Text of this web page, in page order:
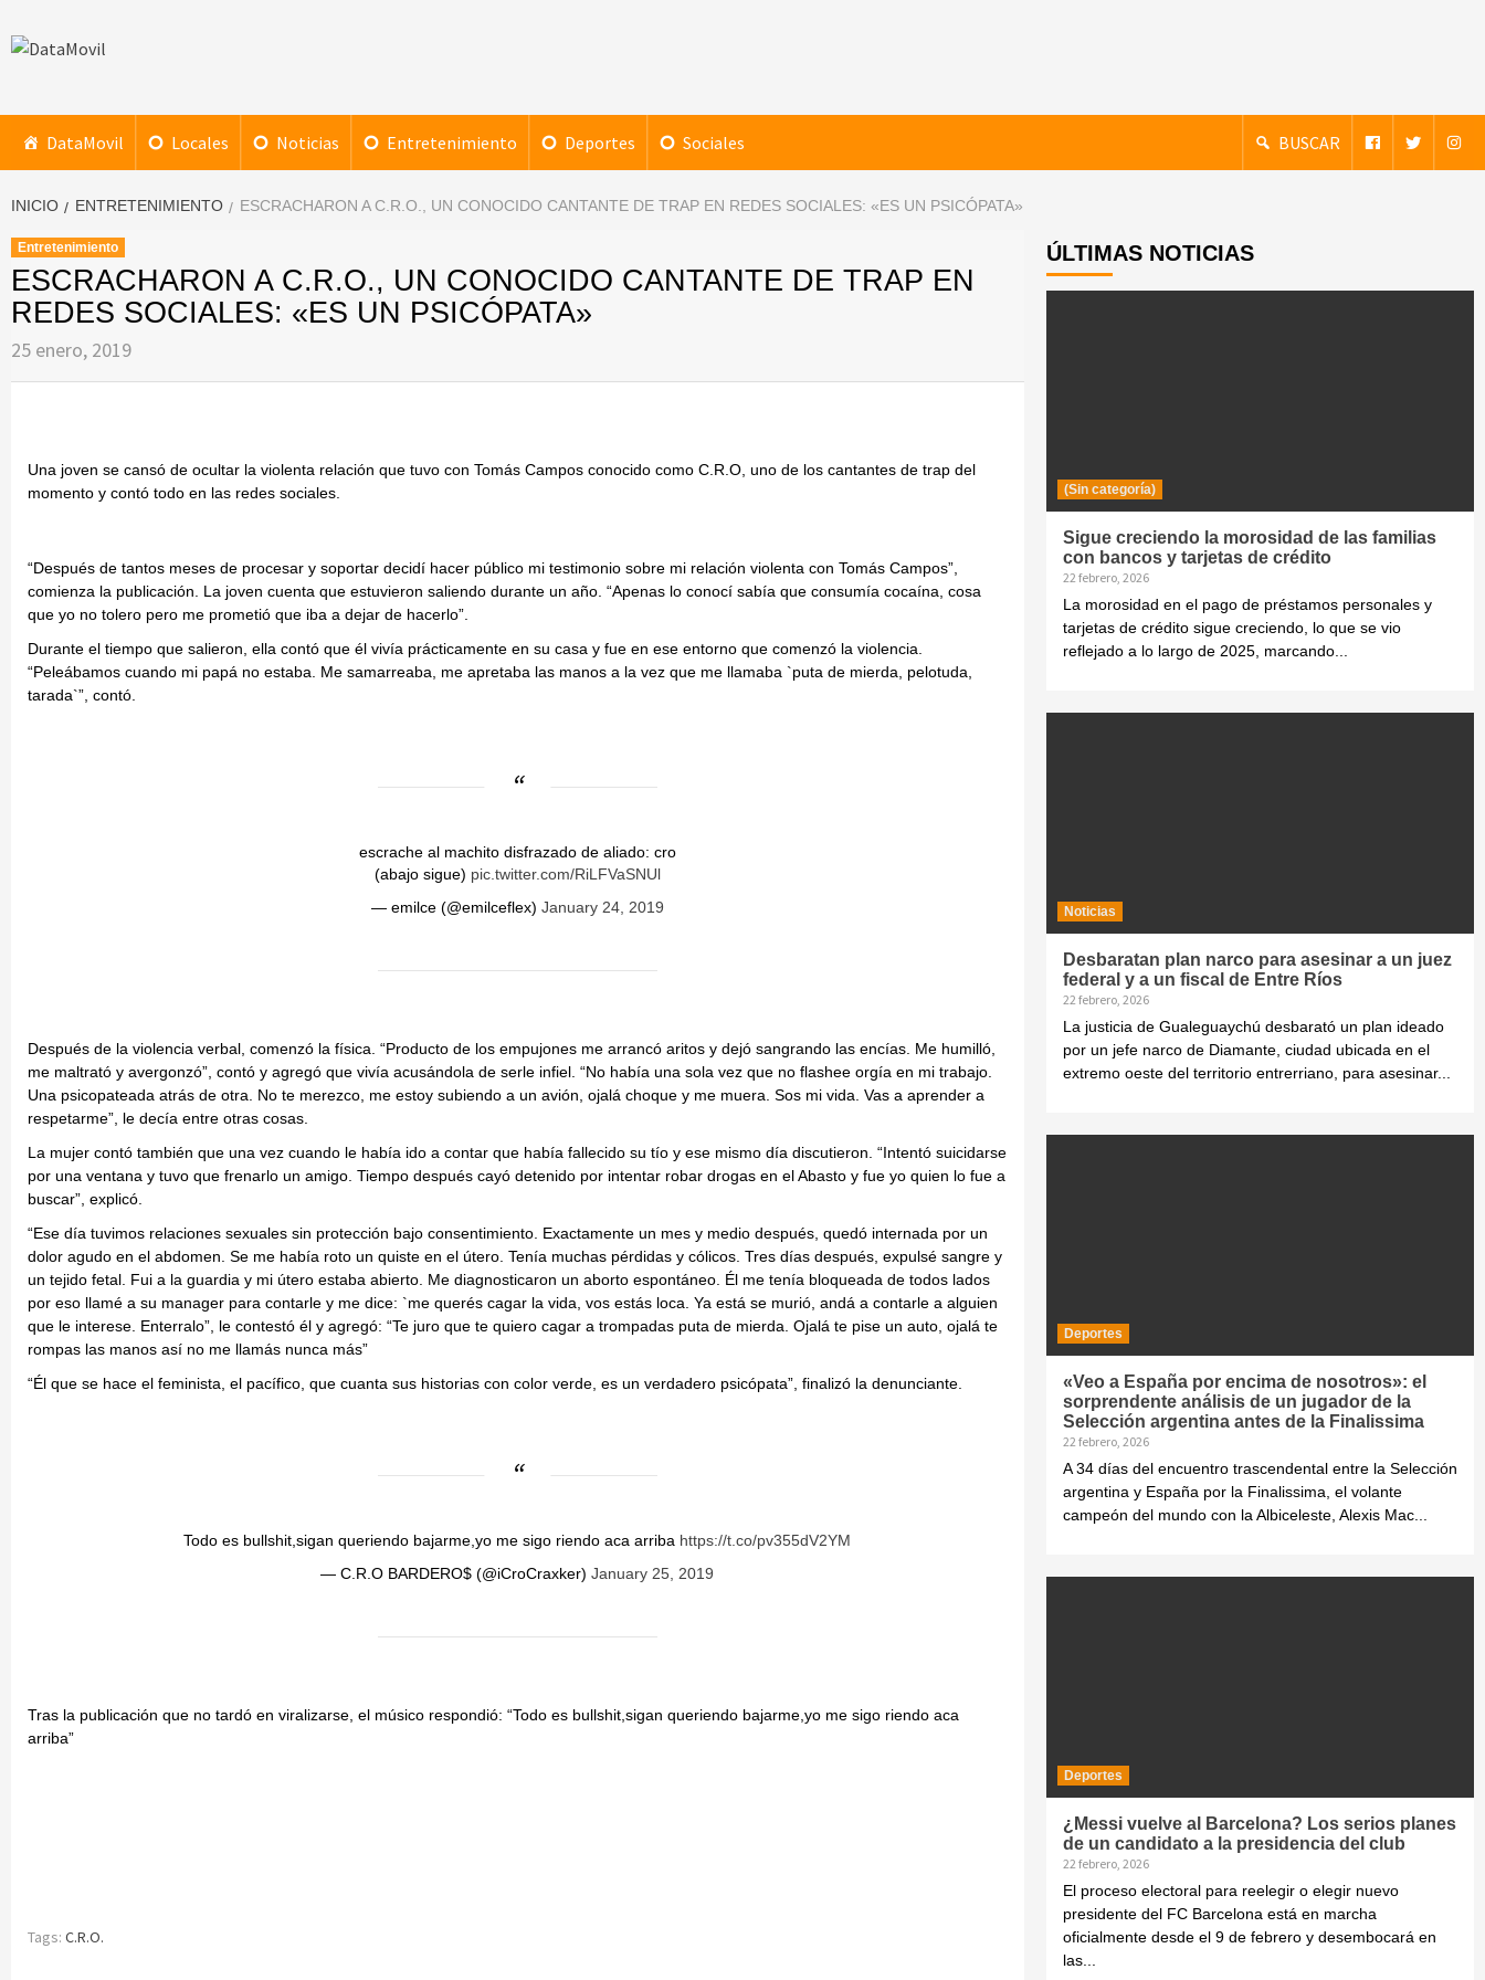
al
DataMovil
DataMovil Locales Noticias Entretenimiento Deportes Sociales BUSCAR
INICIO ENTRETENIMIENTO ESCRACHARON A C.R.O., UN CONOCIDO CANTANTE DE TRAP EN REDES SOCIALES: «ES UN PSICÓPATA»
Entretenimiento
ESCRACHARON A C.R.O., UN CONOCIDO CANTANTE DE TRAP EN
REDES SOCIALES: «ES UN PSICÓPATA»
25 enero, 2019
Una joven se cansó de ocultar la violenta relación que tuvo con Tomás Campos conocido como C.R.O, uno de los cantantes de trap del
momento y contó todo en las redes sociales.
“Después de tantos meses de procesar y soportar decidí hacer público mi testimonio sobre mi relación violenta con Tomás Campos”,
comienza la publicación. La joven cuenta que estuvieron saliendo durante un año. “Apenas lo conocí sabía que consumía cocaína, cosa
que yo no tolero pero me prometió que iba a dejar de hacerlo”.
Durante el tiempo que salieron, ella contó que él vivía prácticamente en su casa y fue en ese entorno que comenzó la violencia.
“Peleábamos cuando mi papá no estaba. Me samarreaba, me apretaba las manos a la vez que me llamaba `puta de mierda, pelotuda,
tarada`”, contó.
escrache al machito disfrazado de aliado: cro
(abajo sigue) pic.twitter.com/RiLFVaSNUl
— emilce (@emilceflex) January 24, 2019
Después de la violencia verbal, comenzó la física. “Producto de los empujones me arrancó aritos y dejó sangrando las encías. Me humilló,
me maltrató y avergonzó”, contó y agregó que vivía acusándola de serle infiel. “No había una sola vez que no flashee orgía en mi trabajo.
Una psicopateada atrás de otra. No te merezco, me estoy subiendo a un avión, ojalá choque y me muera. Sos mi vida. Vas a aprender a
respetarme”, le decía entre otras cosas.
La mujer contó también que una vez cuando le había ido a contar que había fallecido su tío y ese mismo día discutieron. “Intentó suicidarse
por una ventana y tuvo que frenarlo un amigo. Tiempo después cayó detenido por intentar robar drogas en el Abasto y fue yo quien lo fue a
buscar”, explicó.
“Ese día tuvimos relaciones sexuales sin protección bajo consentimiento. Exactamente un mes y medio después, quedó internada por un
dolor agudo en el abdomen. Se me había roto un quiste en el útero. Tenía muchas pérdidas y cólicos. Tres días después, expulsé sangre y
un tejido fetal. Fui a la guardia y mi útero estaba abierto. Me diagnosticaron un aborto espontáneo. Él me tenía bloqueada de todos lados
por eso llamé a su manager para contarle y me dice: `me querés cagar la vida, vos estás loca. Ya está se murió, andá a contarle a alguien
que le interese. Enterralo”, le contestó él y agregó: “Te juro que te quiero cagar a trompadas puta de mierda. Ojalá te pise un auto, ojalá te
rompas las manos así no me llamás nunca más”
“Él que se hace el feminista, el pacífico, que cuanta sus historias con color verde, es un verdadero psicópata”, finalizó la denunciante.
Todo es bullshit,sigan queriendo bajarme,yo me sigo riendo aca arriba https://t.co/pv355dV2YM
— C.R.O BARDERO$ (@iCroCraxker)January 25, 2019
Tras la publicación que no tardó en viralizarse, el músico respondió: “Todo es bullshit,sigan queriendo bajarme,yo me sigo riendo aca
arriba”
Tags: C.R.O.
ÚLTIMAS NOTICIAS
(Sin categoría)
Sigue creciendo la morosidad de las familias
con bancos y tarjetas de crédito
22 febrero, 2026
La morosidad en el pago de préstamos personales y
tarjetas de crédito sigue creciendo, lo que se vio
reflejado a lo largo de 2025, marcando...
Noticias
Desbaratan plan narco para asesinar a un juez
federal y a un fiscal de Entre Ríos
22 febrero, 2026
La justicia de Gualeguaychú desbarató un plan ideado
por un jefe narco de Diamante, ciudad ubicada en el
extremo oeste del territorio entrerriano, para asesinar...
Deportes
«Veo a España por encima de nosotros»: el
sorprendente análisis de un jugador de la
Selección argentina antes de la Finalissima
22 febrero, 2026
A 34 días del encuentro trascendental entre la Selección
argentina y España por la Finalissima, el volante
campeón del mundo con la Albiceleste, Alexis Mac...
Deportes
¿Messi vuelve al Barcelona? Los serios planes
de un candidato a la presidencia del club
22 febrero, 2026
El proceso electoral para reelegir o elegir nuevo
presidente del FC Barcelona está en marcha
oficialmente desde el 9 de febrero y desembocará en
las...